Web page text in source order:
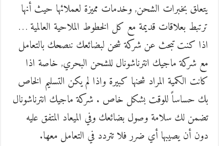
يتعلق بخبرات الشحن, وخدمات مميزة لعملائها حيث أنها
ترتبط بعلاقات قديمة مع كل الخطوط الملاحية العالمية …
اذا كنت تبحث عن شركة شحن لبضائعك ننصحك بالتعامل
مع شركة ماجيك انترناشونال للشحن البحري, خاصة اذا
كانت الكمية المراد شحنها كبيرة واذا لم يكن التسليم الخاص
بك حساساً للوقت بشكل خاص . شركة ماجيك انترناشونال
تضمن لك سلامة وصول بضائعك وفي الميعاد المتفق عليه
دون أن يصيبها أي ضرر فلا تتردد في التعامل معها.